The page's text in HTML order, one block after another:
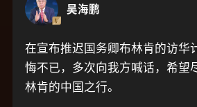
吴海鹏
在宣布推迟国务卿布林肯的访华
悔不已，多次向我方喊话，希望
林肯的中国之行。